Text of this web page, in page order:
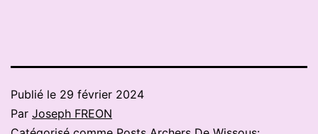
Publié le 29 février 2024
Par Joseph FREON